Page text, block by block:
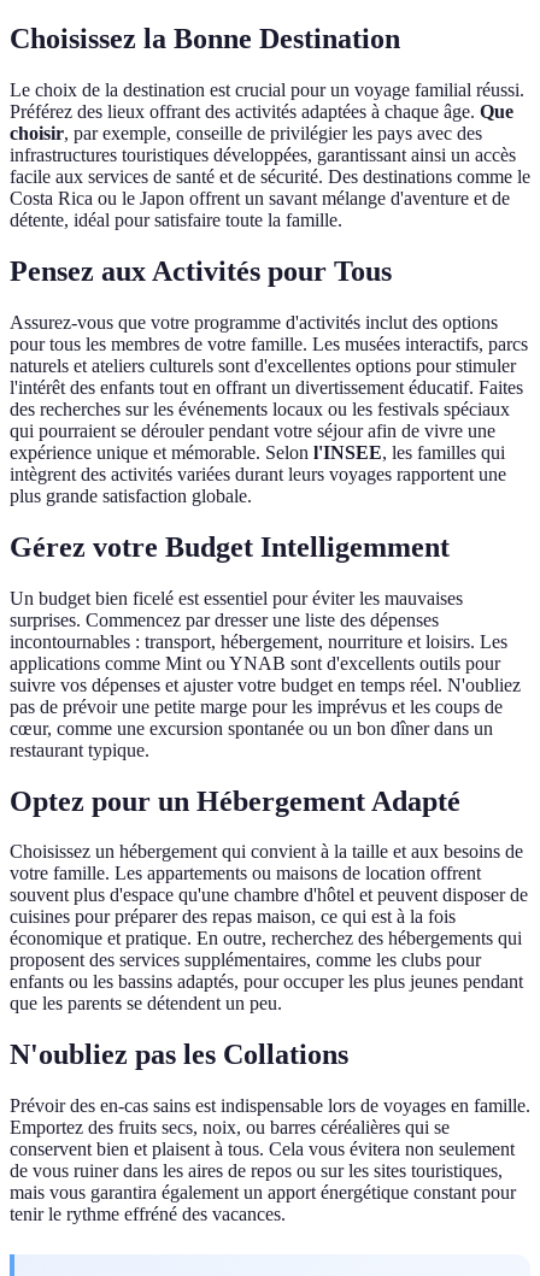
Choisissez la Bonne Destination
Le choix de la destination est crucial pour un voyage familial réussi.
Préférez des lieux offrant des activités adaptées à chaque âge. Que
choisir, par exemple, conseille de privilégier les pays avec des
infrastructures touristiques développées, garantissant ainsi un accès
facile aux services de santé et de sécurité. Des destinations comme le
Costa Rica ou le Japon offrent un savant mélange d'aventure et de
détente, idéal pour satisfaire toute la famille.
Pensez aux Activités pour Tous
Assurez-vous que votre programme d'activités inclut des options
pour tous les membres de votre famille. Les musées interactifs, parcs
naturels et ateliers culturels sont d'excellentes options pour stimuler
l'intérêt des enfants tout en offrant un divertissement éducatif. Faites
des recherches sur les événements locaux ou les festivals spéciaux
qui pourraient se dérouler pendant votre séjour afin de vivre une
expérience unique et mémorable. Selon l'INSEE, les familles qui
intègrent des activités variées durant leurs voyages rapportent une
plus grande satisfaction globale.
Gérez votre Budget Intelligemment
Un budget bien ficelé est essentiel pour éviter les mauvaises
surprises. Commencez par dresser une liste des dépenses
incontournables : transport, hébergement, nourriture et loisirs. Les
applications comme Mint ou YNAB sont d'excellents outils pour
suivre vos dépenses et ajuster votre budget en temps réel. N'oubliez
pas de prévoir une petite marge pour les imprévus et les coups de
cœur, comme une excursion spontanée ou un bon dîner dans un
restaurant typique.
Optez pour un Hébergement Adapté
Choisissez un hébergement qui convient à la taille et aux besoins de
votre famille. Les appartements ou maisons de location offrent
souvent plus d'espace qu'une chambre d'hôtel et peuvent disposer de
cuisines pour préparer des repas maison, ce qui est à la fois
économique et pratique. En outre, recherchez des hébergements qui
proposent des services supplémentaires, comme les clubs pour
enfants ou les bassins adaptés, pour occuper les plus jeunes pendant
que les parents se détendent un peu.
N'oubliez pas les Collations
Prévoir des en-cas sains est indispensable lors de voyages en famille.
Emportez des fruits secs, noix, ou barres céréalières qui se
conservent bien et plaisent à tous. Cela vous évitera non seulement
de vous ruiner dans les aires de repos ou sur les sites touristiques,
mais vous garantira également un apport énergétique constant pour
tenir le rythme effréné des vacances.